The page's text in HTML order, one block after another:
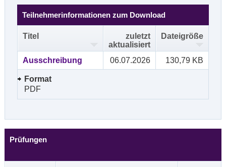
Teilnehmerinformationen zum Download
Titel
zuletzt
aktualisiert
Dateigröße
Ausschreibung 06.07.2026 130,79 KB
Format
PDF
Prüfungen